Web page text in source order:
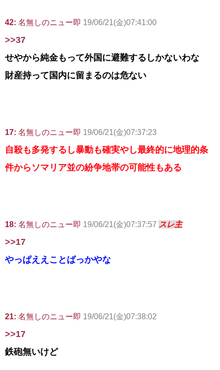
42: 名無しのニュー即 19/06/21(金)07:41:00
>>37
せやから純金もって外国に避難するしかないわな
財産持って国内に留まるのは危ない
17: 名無しのニュー即 19/06/21(金)07:37:23
自殺も多発するし暴動も確実やし最終的に地理的条
件からソマリア並の紛争地帯の可能性もある
18: 名無しのニュー即 19/06/21(金)07:37:57 スレ主
>>17
やっぱええことばっかやな
21: 名無しのニュー即 19/06/21(金)07:38:02
>>17
鉄砲無いけど